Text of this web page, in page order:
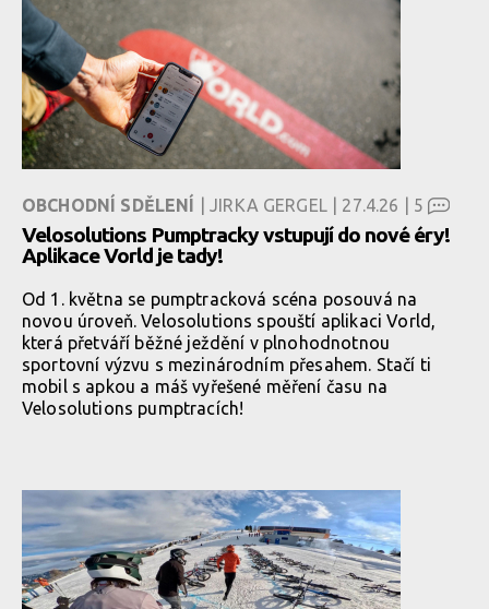
OBCHODNÍ SDĚLENÍ | JIRKA GERGEL | 27.4.26 | 5
Velosolutions Pumptracky vstupují do nové éry!
Aplikace Vorld je tady!
Od 1. května se pumptracková scéna posouvá na
novou úroveň. Velosolutions spouští aplikaci Vorld,
která přetváří běžné ježdění v plnohodnotnou
sportovní výzvu s mezinárodním přesahem. Stačí ti
mobil s apkou a máš vyřešené měření času na
Velosolutions pumptracích!